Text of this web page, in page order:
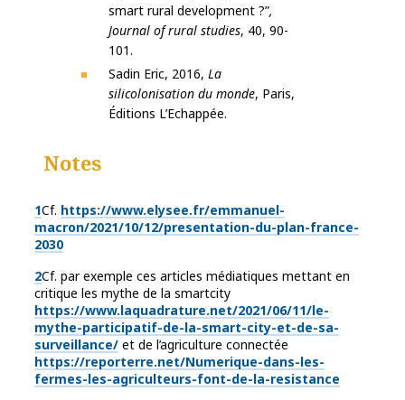
smart rural development ?”,
Journal of rural studies, 40, 90-
101.
Sadin Eric, 2016, La
silicolonisation du monde, Paris,
Éditions L’Echappée.
Notes
1Cf. https://www.elysee.fr/emmanuel-
macron/2021/10/12/presentation-du-plan-france-
2030
2Cf. par exemple ces articles médiatiques mettant en
critique les mythe de la smartcity
https://www.laquadrature.net/2021/06/11/le-
mythe-participatif-de-la-smart-city-et-de-sa-
surveillance/ et de l’agriculture connectée
https://reporterre.net/Numerique-dans-les-
fermes-les-agriculteurs-font-de-la-resistance